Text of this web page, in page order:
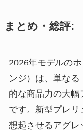
まとめ・総評:
2026年モデルの
ンジ）は、単な
的な商品力の大幅
です。新型プレリ
想起させるアグレ